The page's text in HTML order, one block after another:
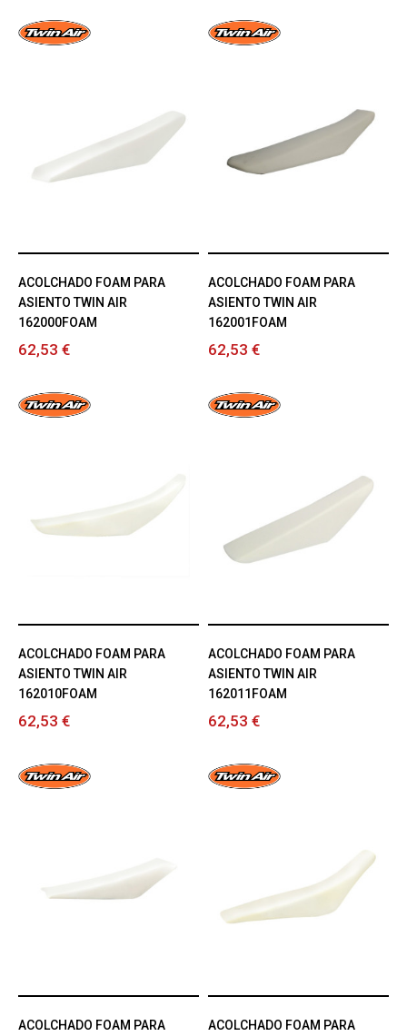
ACOLCHADO FOAM PARA
ASIENTO TWIN AIR
162000FOAM
62,53 €
ACOLCHADO FOAM PARA
ASIENTO TWIN AIR
162001FOAM
62,53 €
ACOLCHADO FOAM PARA
ASIENTO TWIN AIR
162010FOAM
62,53 €
ACOLCHADO FOAM PARA
ASIENTO TWIN AIR
162011FOAM
62,53 €
ACOLCHADO FOAM PARA
ACOLCHADO FOAM PARA